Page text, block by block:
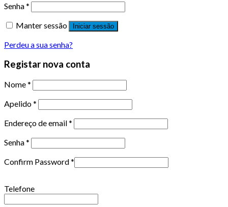
Senha*
Manter sessão
Iniciar sessão
Perdeu a sua senha?
Registar nova conta
Nome*
Apelido*
Endereço de email*
Senha*
Confirm Password*
Telefone